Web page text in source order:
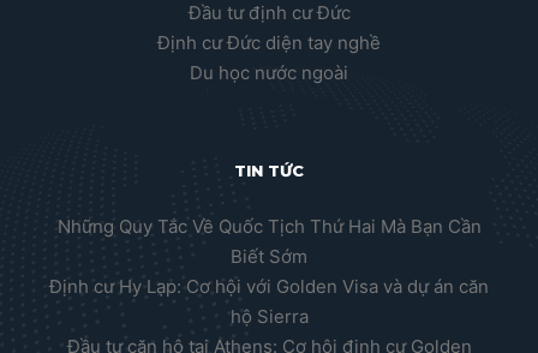
Đầu tư định cư Đức
Định cư Đức diện tay nghề
Du học nước ngoài
TIN TỨC
Những Quy Tắc Về Quốc Tịch Thứ Hai Mà Bạn Cần
Biết Sớm
Định cư Hy Lạp: Cơ hội với Golden Visa và dự án căn
hộ Sierra
Đầu tư căn hộ tại Athens: Cơ hội định cư Golden